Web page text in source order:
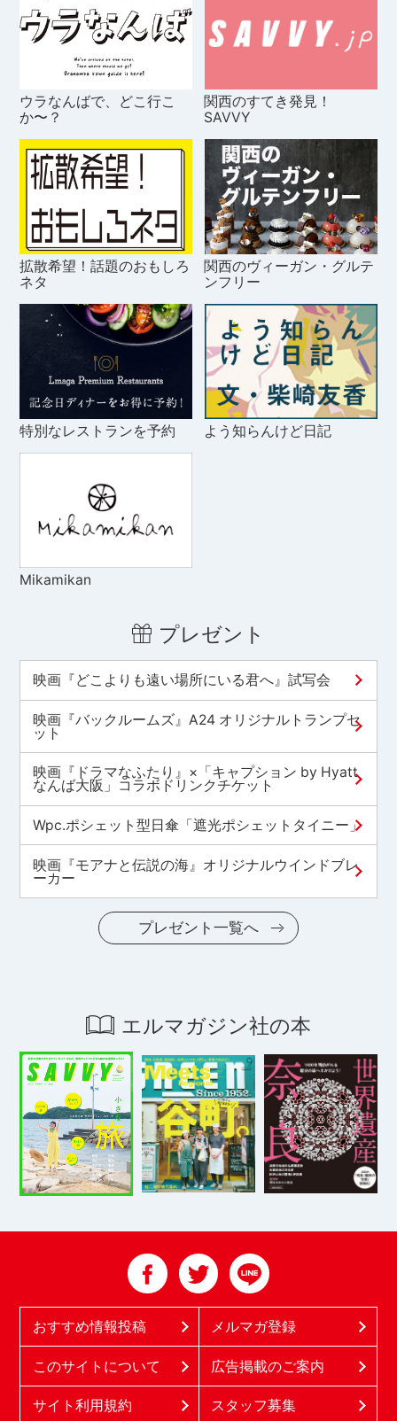
ウラなんばで、どこ行こ
か〜？
関西のすてき発見！
SAVVY
拡散希望！話題のおもしろ
ネタ
関西のヴィーガン・グルテ
ンフリー
特別なレストランを予約 よう知らんけど日記
Mikamikan
プレゼント
映画『どこよりも遠い場所にいる君へ』試写会
映画『バックルームズ』A24 オリジナルトランプセ
ット
映画『ドラマなふたり』×「キャプション by Hyatt
なんば大阪」コラボドリンクチケット
Wpc.ポシェット型日傘「遮光ポシェットタイニー」
映画『モアナと伝説の海』オリジナルウインドブレ
ーカー
プレゼント一覧へ
エルマガジン社の本
おすすめ情報投稿 メルマガ登録
このサイトについて 広告掲載のご案内
サイト利用規約 スタッフ募集